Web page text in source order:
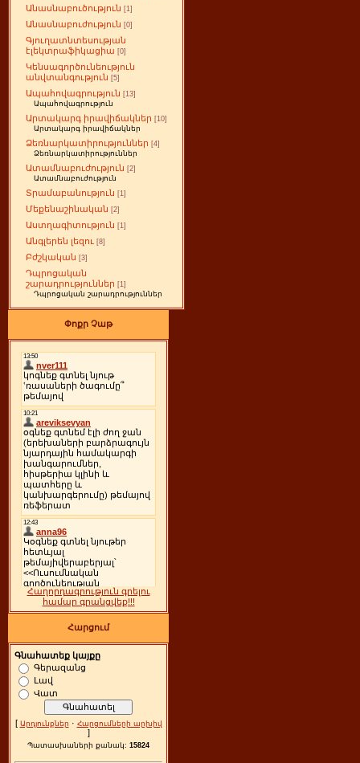
Անասնաբուծություն [1]
Անասնաբուժություն [0]
Գյուղատնտեսության
էլեկտրաֆիկացիա [0]
Կենսագործունեություն
անվտանգություն [5]
Ապահովագրություն [13]
Ապահովագրություն
Արտակարգ իրավիճակներ [10]
Արտակարգ իրավիճակներ
Ձեռնարկատիրություններ [4]
Ձեռնարկատիրություններ
Ատամնաբուժություն [2]
Ատամնաբուժություն
Տրամաբանություն [1]
Մեքենաշինական [2]
Աստղագիտություն [1]
Անգլերեն լեզու [8]
Բժշկական [3]
Դպրոցական
շարադրություններ [1]
Դպրոցական շարադրություններ
Փոքր Չաթ
Հաղորդագրություն գրելու
համար գրանցվեք!!!
Հարցում
Գնահատեք կայքը
Գերազանց
Լավ
Վատ
[ Արդյունքներ · Հարցումների արխիվ
]
Պատասխաների քանակ: 15824